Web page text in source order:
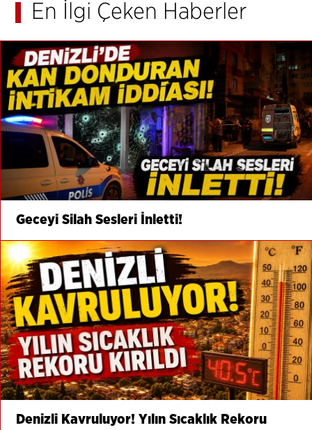
En İlgi Çeken Haberler
Geceyi Silah Sesleri İnletti!
Denizli Kavruluyor! Yılın Sıcaklık Rekoru